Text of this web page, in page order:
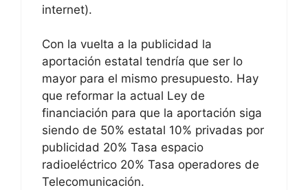
internet).
Con la vuelta a la publicidad la
aportación estatal tendría que ser lo
mayor para el mismo presupuesto. Hay
que reformar la actual Ley de
financiación para que la aportación siga
siendo de 50% estatal 10% privadas por
publicidad 20% Tasa espacio
radioeléctrico 20% Tasa operadores de
Telecomunicación.